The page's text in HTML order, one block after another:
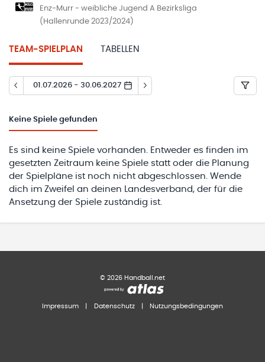
Enz-Murr - weibliche Jugend A Bezirksliga
(Hallenrunde 2023/2024)
TEAM-SPIELPLAN TABELLEN
01.07.2026 - 30.06.2027
Keine Spiele gefunden
Es sind keine Spiele vorhanden. Entweder es finden im
gesetzten Zeitraum keine Spiele statt oder die Planung
der Spielpläne ist noch nicht abgeschlossen. Wende
dich im Zweifel an deinen Landesverband, der für die
Ansetzung der Spiele zuständig ist.
© 2026 Handball.net
Impressum Datenschutz Nutzungsbedingungen